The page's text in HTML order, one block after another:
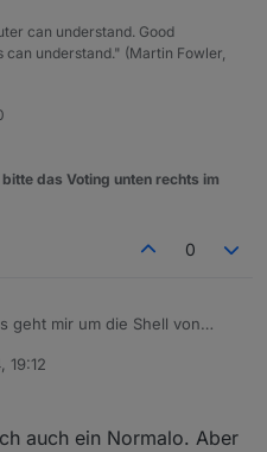
can understand. Good
understand." (Martin Fowler,
das Voting unten rechts im
0
geht mir um die Shell von
und VMs bin ich als
19:12
auch ein Normalo. Aber